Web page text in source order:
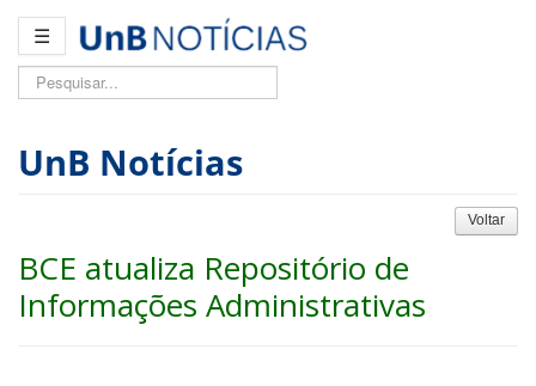
☰
Pesquisar...
UnB Notícias
Voltar
BCE atualiza Repositório de
Informações Administrativas